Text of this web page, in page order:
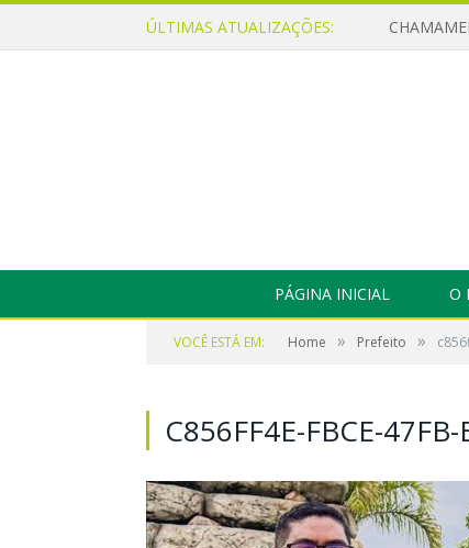
ÚLTIMAS ATUALIZAÇÕES:
PÁGINA INICIAL O
VOCÊ ESTÁ EM: Home » Prefeito »
C856FF4E-FBCE-